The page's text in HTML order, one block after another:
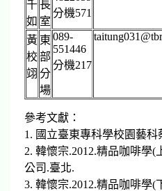
千
如
長
室
分機571
黃
校
翊
東
部
分
場
089-
551446
分機217
參考文獻：
1. 國立臺東專科學校園藝
2. 韓懷宗.2012.精品咖啡學
公司.臺北.
3. 韓懷宗.2012.精品咖啡學